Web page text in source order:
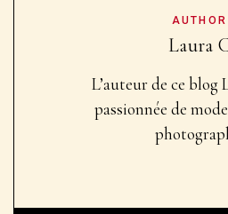
AUTHOR
Laura
L’auteur de ce blog
passionnée de